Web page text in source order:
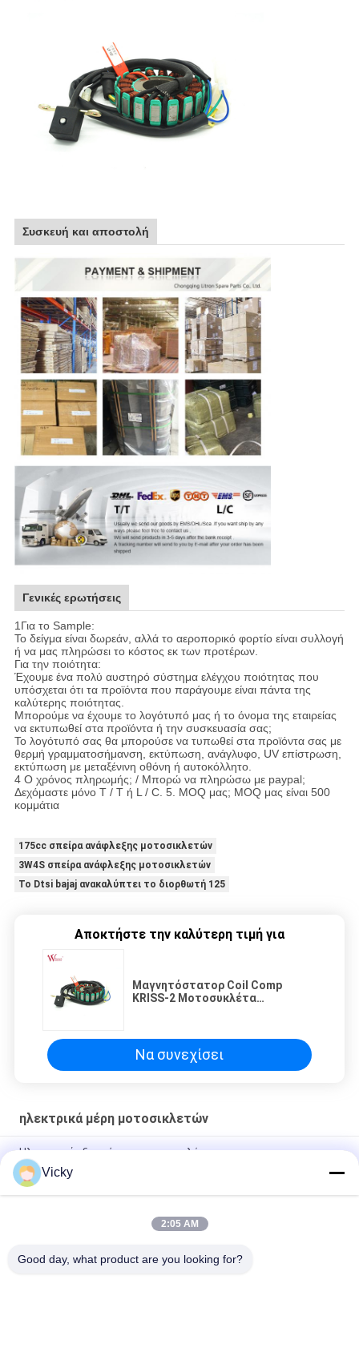
Συσκευή και αποστολή
Γενικές ερωτήσεις
1Για το Sample:
Το δείγμα είναι δωρεάν, αλλά το αεροπορικό φορτίο είναι συλλογή
ή να μας πληρώσει το κόστος εκ των προτέρων.
Για την ποιότητα:
Έχουμε ένα πολύ αυστηρό σύστημα ελέγχου ποιότητας που
υπόσχεται ότι τα προϊόντα που παράγουμε είναι πάντα της
καλύτερης ποιότητας.
Μπορούμε να έχουμε το λογότυπό μας ή το όνομα της εταιρείας
να εκτυπωθεί στα προϊόντα ή την συσκευασία σας;
Το λογότυπό σας θα μπορούσε να τυπωθεί στα προϊόντα σας με
θερμή γραμματοσήμανση, εκτύπωση, ανάγλυφο, UV επίστρωση,
εκτύπωση με μεταξένινη οθόνη ή αυτοκόλλητο.
4 Ο χρόνος πληρωμής; / Μπορώ να πληρώσω με paypal;
Δεχόμαστε μόνο T / T ή L / C. 5. MOQ μας; MOQ μας είναι 500
κομμάτια
175cc σπείρα ανάφλεξης μοτοσικλετών
3W4S σπείρα ανάφλεξης μοτοσικλετών
Το Dtsi bajaj ανακαλύπτει το διορθωτή 125
Αποκτήστε την καλύτερη τιμή για
Μαγνητόστατορ Coil Comp
KRISS-2 Μοτοσυκλέτα
Να συνεχίσει
ηλεκτρικά μέρη μοτοσικλετών
Ηλεκτρικά εξαρτήματα μοτοσυκλέτας
Ηλεκτρικός σύνδεσμος αναμεταδότης μοτοσυκλέτας Kriss
100 για αγοραστές B2B Καλή απόδοση Άντρας 6,3mm
Ηλεκτρικό ρελέ διακόπτη μοτοσυκλέτας για NOUVO αρσενικό
Vicky
2:05 AM
Good day, what product are you looking for?